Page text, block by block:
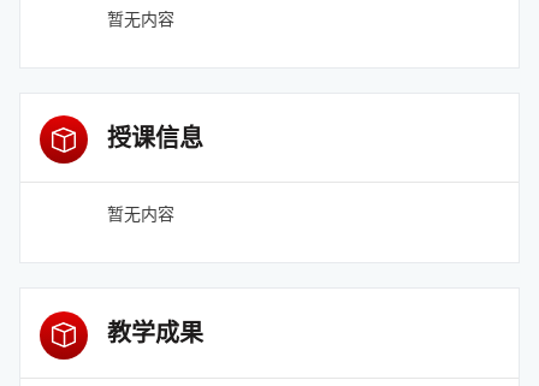
暂无内容
授课信息
暂无内容
教学成果